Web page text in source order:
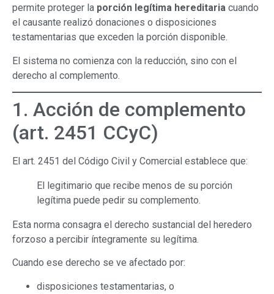
permite proteger la porción legítima hereditaria cuando
el causante realizó donaciones o disposiciones
testamentarias que exceden la porción disponible.
El sistema no comienza con la reducción, sino con el
derecho al complemento.
1. Acción de complemento
(art. 2451 CCyC)
El art. 2451 del Código Civil y Comercial establece que:
El legitimario que recibe menos de su porción
legítima puede pedir su complemento.
Esta norma consagra el derecho sustancial del heredero
forzoso a percibir íntegramente su legítima.
Cuando ese derecho se ve afectado por:
disposiciones testamentarias, o